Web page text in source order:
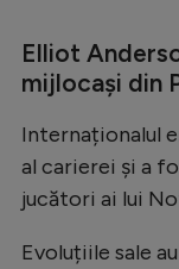
Elliot
mijlocași din
Internaționalul
al carierei și a
jucători ai lui
Evoluțiile sale